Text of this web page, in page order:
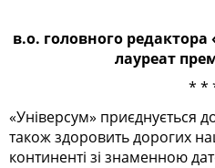
в.о. головного редактора
лауреат
* *
«Універсум» приєднується
також здоровить дорогих
континенті зі знаменною